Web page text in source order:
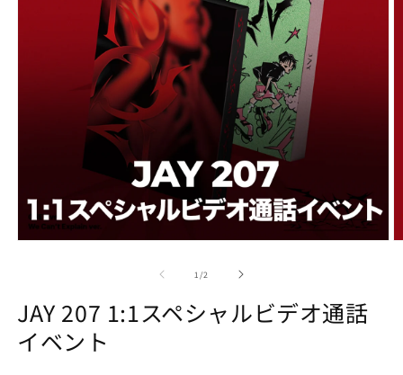
1 /of2
JAY 207 1:1スペシャルビデオ通話
イベント